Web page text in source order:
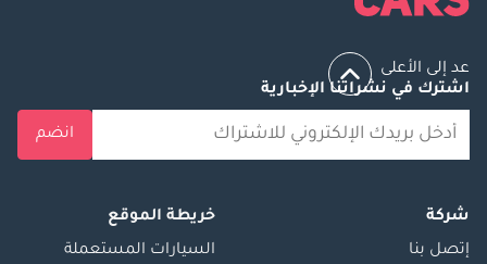
عد إلى الأعلى
اشترك في نشراتنا الإخبارية
انضم
شركة
إتصل بنا
خريطة الموقع
السيارات المستعملة